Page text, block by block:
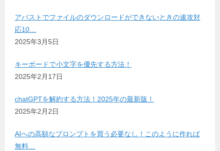
アバストでファイルのダウンロードができないときの速攻対
応10…
2025年3月5日
キーボードで小文字を優先する方法！
2025年2月17日
chatGPTを解約する方法！2025年の最新版！
2025年2月2日
AIへの高額なプロンプトを買う必要なし！このように作れば
無料…